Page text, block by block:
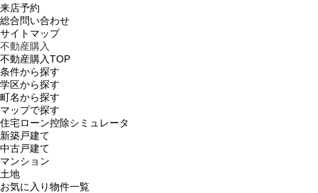
来店予約
総合問い合わせ
サイトマップ
不動産購入
不動産購入TOP
条件から探す
学区から探す
町名から探す
マップで探す
住宅ローン控除シミュレータ
新築戸建て
中古戸建て
マンション
土地
お気に入り物件一覧